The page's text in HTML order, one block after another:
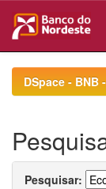
navigationDSpace -
Pesquisar: